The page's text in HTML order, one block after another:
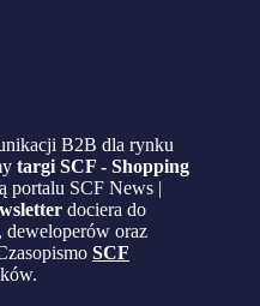
B2B dla rynku
targi SCF - Shopping
portalu SCF News |
dociera do
deweloperów oraz
SCF